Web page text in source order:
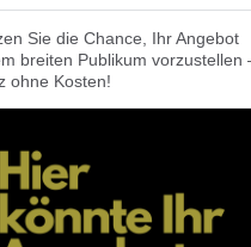
Sie die Chance, Ihr Angebot
breiten Publikum vorzustellen
ohne Kosten!